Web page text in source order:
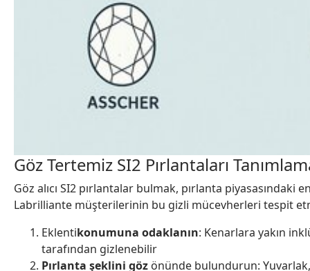
Göz Tertemiz SI2 Pırlantaları
Göz alıcı SI2 pırlantalar bulmak, pırlanta piyasasındaki
Labrilliante müşterilerinin bu gizli mücevherleri tespit
Eklentikonumuna odaklanın: Kenarlara yakın
tarafından gizlenebilir
Pırlanta şeklini göz önünde bulundurun: Yuvarlak,